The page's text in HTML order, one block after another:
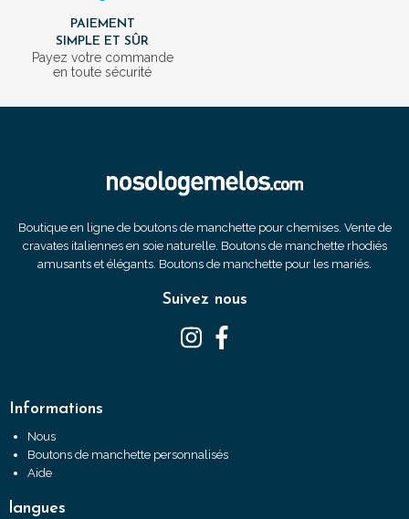
PAIEMENT
SIMPLE ET SÛR
Payez votre commande
en toute sécurité
Boutique en ligne de boutons de manchette pour chemises. Vente de
cravates italiennes en soie naturelle. Boutons de manchette rhodiés
amusants et élégants. Boutons de manchette pour les mariés.
Suivez nous
Informations
Nous
Boutons de manchette personnalisés
Aide
langues